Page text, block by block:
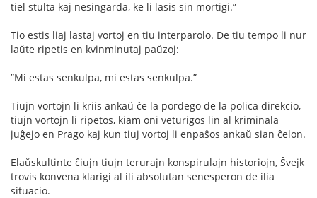
tiel stulta kaj nesingarda, ke li lasis sin mortigi.”
Tio estis liaj lastaj vortoj en tiu interparolo. De tiu tempo li nur
laŭte ripetis en kvinminutaj paŭzoj:
”Mi estas senkulpa, mi estas senkulpa.”
Tiujn vortojn li kriis ankaŭ ĉe la pordego de la polica direkcio,
tiujn vortojn li ripetos, kiam oni veturigos lin al kriminala
juĝejo en Prago kaj kun tiuj vortoj li enpaŝos ankaŭ sian ĉelon.
Elaŭskultinte ĉiujn tiujn terurajn konspirulajn historiojn, Ŝvejk
trovis konvena klarigi al ili absolutan senesperon de ilia
situacio.